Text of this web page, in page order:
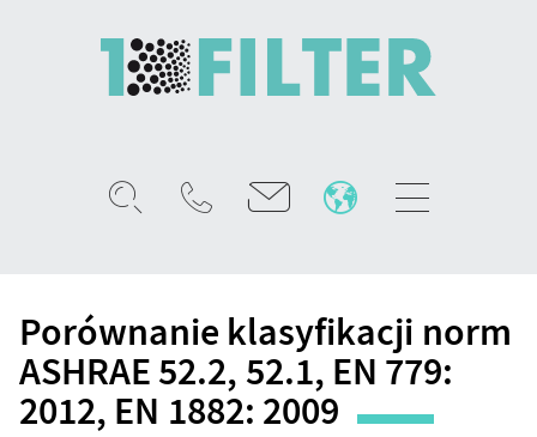
norm
ASHRAE
52.2,
52.1,
EN
779:2012,
Porównanie klasyfikacji norm
ASHRAE 52.2, 52.1, EN 779:
2012, EN 1882: 2009